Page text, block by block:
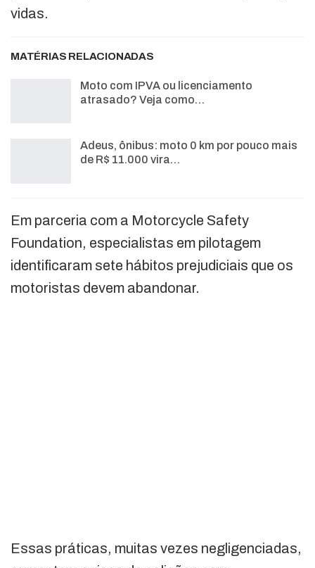
vidas.
MATÉRIAS RELACIONADAS
Moto com IPVA ou licenciamento
atrasado? Veja como…
Adeus, ônibus: moto 0 km por pouco mais
de R$ 11.000 vira…
Em parceria com a Motorcycle Safety
Foundation, especialistas em pilotagem
identificaram sete hábitos prejudiciais que os
motoristas devem abandonar.
Essas práticas, muitas vezes negligenciadas,